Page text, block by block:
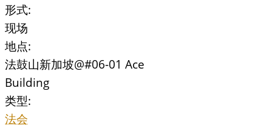
形式:
现场
地点:
法鼓山新加坡@#06-01 Ace
Building
类型:
法会